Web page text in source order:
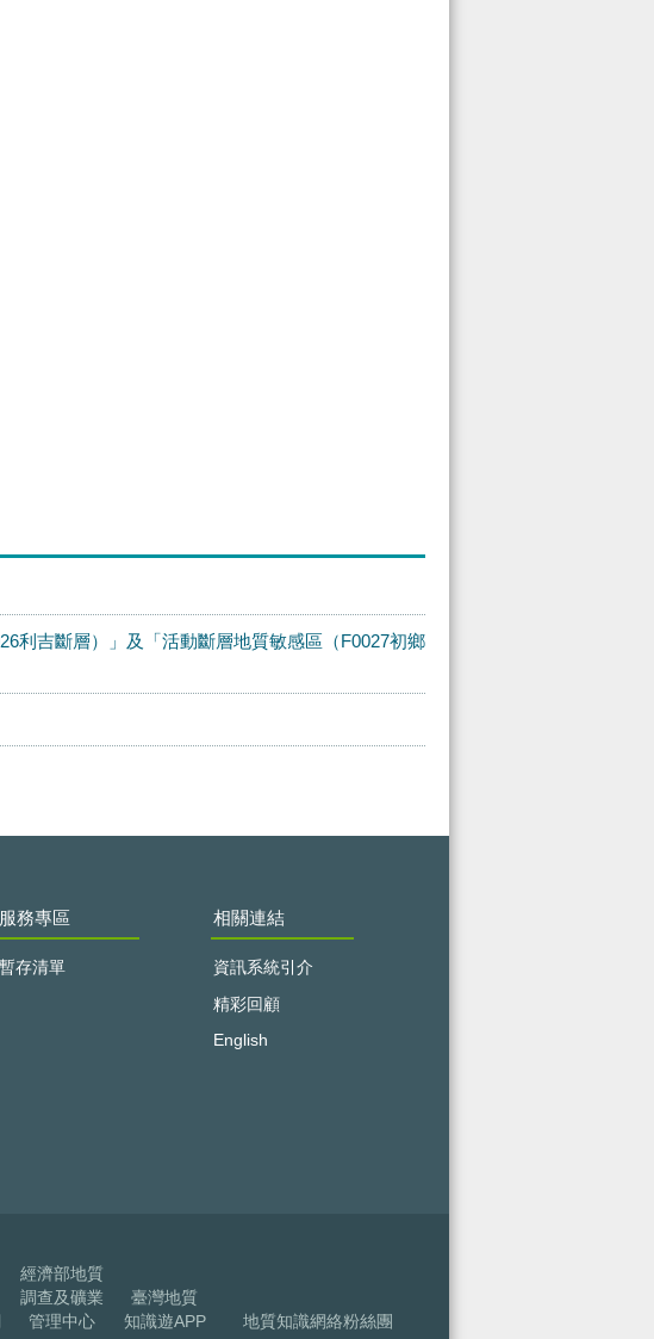
利吉斷層）」及「活動斷層地質敏感區（F0027初鄉
服務專區
暫存清單
相關連結
資訊系統引介
精彩回顧
English
經濟部地質
調查及礦業
管理中心
臺灣地質
知識遊APP
地質知識網絡粉絲團